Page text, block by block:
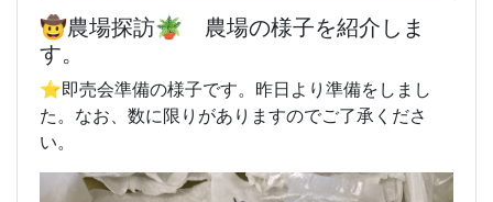
🤠農場探訪🪴 農場の様子を紹介しま
す。
⭐️即売会準備の様子です。昨日より準備をしまし
た。なお、数に限りがありますのでご了承くださ
い。